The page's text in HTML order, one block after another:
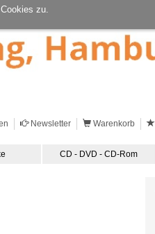
zu.
Newsletter Warenkorb
CD - DVD - CD-Rom